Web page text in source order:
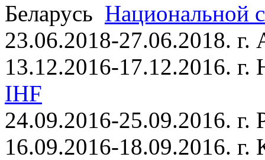
Беларусь Национальной
23.06.2018-27.06.2018.
13.12.2016-17.12.2016.
IHF
24.09.2016-25.09.2016. г.
16.09.2016-18.09.2016.